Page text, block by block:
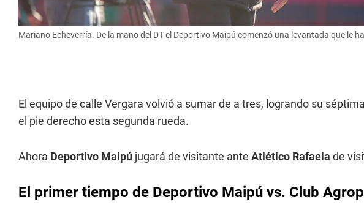
Mariano Echeverría. De la mano del DT el Deportivo Maipú comenzó una levantada que le
El equipo de calle Vergara volvió a sumar de a tres, logrando su
el pie derecho esta segunda rueda.
Ahora Deportivo Maipú jugará de visitante ante Atlético Rafaela de
El primer tiempo de Deportivo Maipú vs. Club